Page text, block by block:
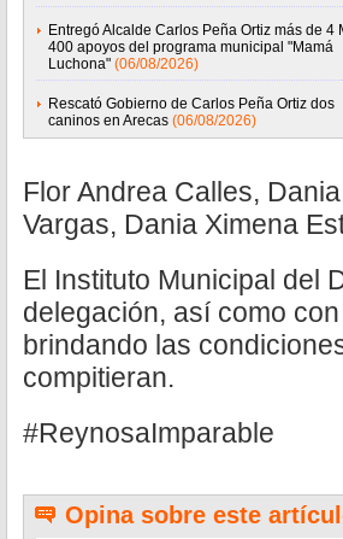
Entregó Alcalde Carlos Peña Ortiz más de 4
400 apoyos del programa municipal "Mamá
Luchona" (06/08/2026)
Rescató Gobierno de Carlos Peña Ortiz dos
caninos en Arecas (06/08/2026)
Flor Andrea Calles,
Vargas, Dania Ximena
El Instituto Municipal del
delegación, así como
brindando las
compitieran.
#ReynosaImparable
Opina sobre este